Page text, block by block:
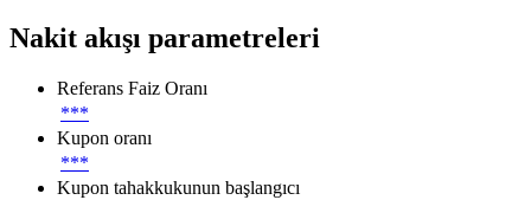
Nakit akışı parametreleri
Referans Faiz Oranı
***
Kupon oranı
***
Kupon tahakkukunun başlangıcı